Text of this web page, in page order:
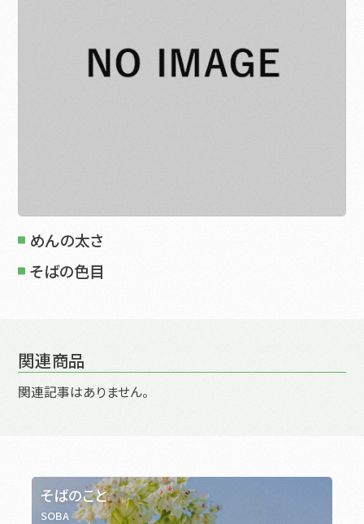
めんの太さ
そばの色目
関連商品
関連記事はありません。
そばのこと
SOBA